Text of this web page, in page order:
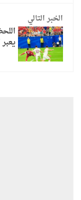
الخبر التالي